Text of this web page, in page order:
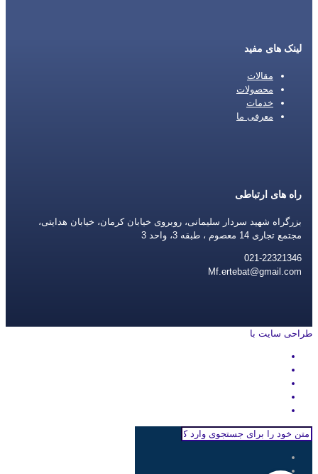
لینک های مفید
مقالات
محصولات
خدمات
معرفی ما
راه های ارتباطی
بزرگراه شهید سردار سلیمانی، روبروی خیابان کرمان، خیابان هدایتی،
مجتمع تجاری 14 معصوم ، طبقه 3، واحد 3
021-22321346
Mf.ertebat@gmail.com
طراحی سایت با